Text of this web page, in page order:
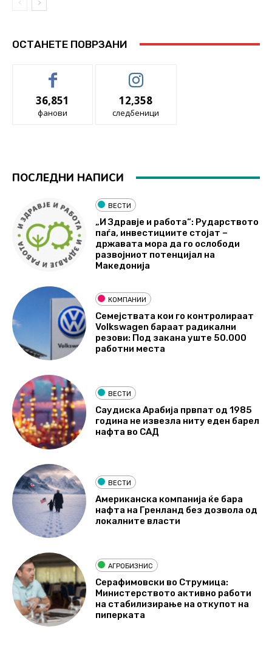
ОСТАНЕТЕ ПОВРЗАНИ
36,851
фанови
12,358
следбеници
ПОСЛЕДНИ НАПИСИ
ВЕСТИ
„И Здравје и работа“: Рударството
паѓа, инвестициите стојат –
државата мора да го ослободи
развојниот потенцијал на
Македонија
КОМПАНИИ
Семејствата кои го контролираат
Volkswagen бараат радикални
резови: Под закана уште 50.000
работни места
ВЕСТИ
Саудиска Арабија првпат од 1985
година не извезла ниту еден барел
нафта во САД
ВЕСТИ
Американска компанија ќе бара
нафта на Гренланд без дозвола од
локалните власти
АГРОБИЗНИС
Серафимовски во Струмица:
Министерството активно работи
на стабилизирање на откупот на
пиперката